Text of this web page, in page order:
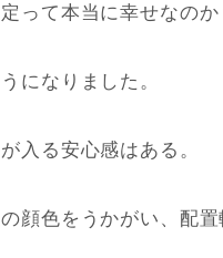
定って本当に幸せなのか
になりました。
入る安心感はある。
顔色をうかがい、配置